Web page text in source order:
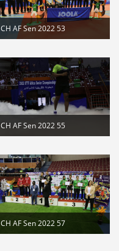
CH AF Sen 2022 53
CH AF Sen 2022 55
CH AF Sen 2022 57